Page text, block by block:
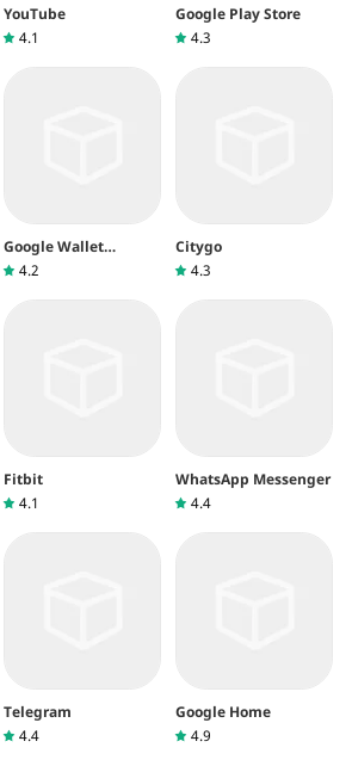
YouTube
4.1
Google Play Store
4.3
Google Wallet
(Google Pay)
4.2
Citygo
4.3
Fitbit
4.1
WhatsApp Messenger
4.4
Telegram
4.4
Google Home
4.9